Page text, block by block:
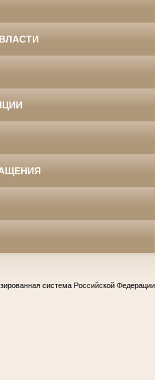
система Российской